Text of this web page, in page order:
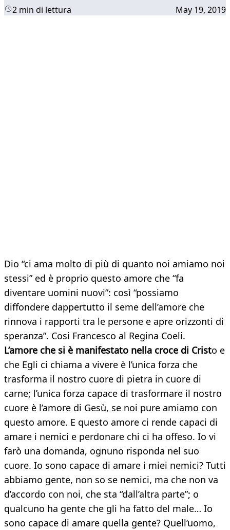
2 min di lettura May 19, 2019
Dio “ci ama molto di più di quanto noi amiamo noi
stessi” ed è proprio questo amore che “fa
diventare uomini nuovi”: così “possiamo
diffondere dappertutto il seme dell’amore che
rinnova i rapporti tra le persone e apre orizzonti di
speranza”. Cosi Francesco al Regina Coeli.
L’amore che si è manifestato nella croce di Cristo e
che Egli ci chiama a vivere è l’unica forza che
trasforma il nostro cuore di pietra in cuore di
carne; l’unica forza capace di trasformare il nostro
cuore è l’amore di Gesù, se noi pure amiamo con
questo amore. E questo amore ci rende capaci di
amare i nemici e perdonare chi ci ha offeso. Io vi
farò una domanda, ognuno risponda nel suo
cuore. Io sono capace di amare i miei nemici? Tutti
abbiamo gente, non so se nemici, ma che non va
d’accordo con noi, che sta “dall’altra parte”; o
qualcuno ha gente che gli ha fatto del male… Io
sono capace di amare quella gente? Quell’uomo,